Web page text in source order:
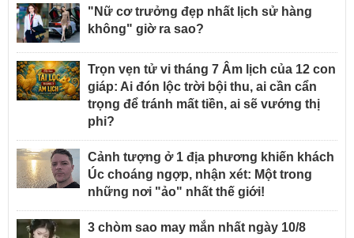
"Nữ cơ trưởng đẹp nhất lịch sử hàng
không" giờ ra sao?
Trọn vẹn tử vi tháng 7 Âm lịch của 12 con
giáp: Ai đón lộc trời bội thu, ai cần cẩn
trọng để tránh mất tiền, ai sẽ vướng thị
phi?
Cảnh tượng ở 1 địa phương khiến khách
Úc choáng ngợp, nhận xét: Một trong
những nơi "ảo" nhất thế giới!
3 chòm sao may mắn nhất ngày 10/8